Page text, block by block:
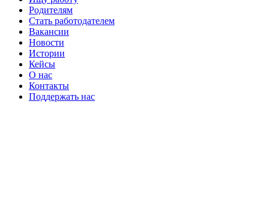
Родителям
Стать работодателем
Вакансии
Новости
Истории
Кейсы
О нас
Контакты
Поддержать нас